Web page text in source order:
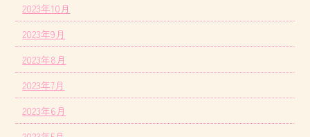
2023年10月
2023年9月
2023年8月
2023年7月
2023年6月